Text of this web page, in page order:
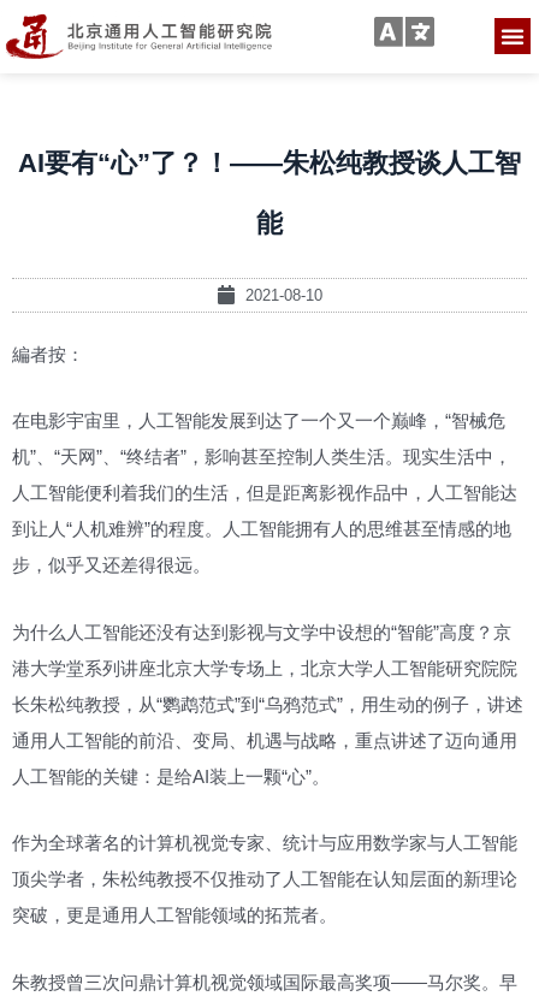
AI要有“心”了？！——朱松纯教授谈人工智
能
2021-08-10
編者按：
在电影宇宙里，人工智能发展到达了一个又一个巅峰，“智械危
机”、“天网”、“终结者”，影响甚至控制人类生活。现实生活中，
人工智能便利着我们的生活，但是距离影视作品中，人工智能达
到让人“人机难辨”的程度。人工智能拥有人的思维甚至情感的地
步，似乎又还差得很远。
为什么人工智能还没有达到影视与文学中设想的“智能”高度？京
港大学堂系列讲座北京大学专场上，北京大学人工智能研究院院
长朱松纯教授，从“鹦鹉范式”到“乌鸦范式”，用生动的例子，讲述
通用人工智能的前沿、变局、机遇与战略，重点讲述了迈向通用
人工智能的关键：是给AI装上一颗“心”。
作为全球著名的计算机视觉专家、统计与应用数学家与人工智能
顶尖学者，朱松纯教授不仅推动了人工智能在认知层面的新理论
突破，更是通用人工智能领域的拓荒者。
朱教授曾三次问鼎计算机视觉领域国际最高奖项——马尔奖。早